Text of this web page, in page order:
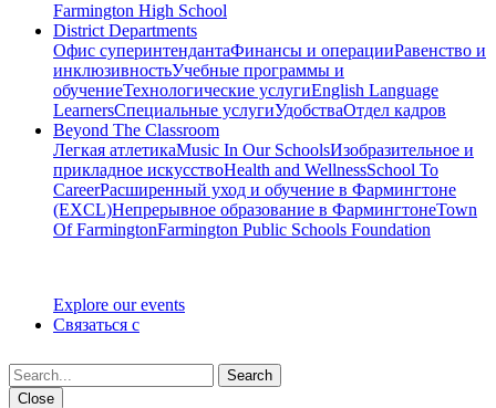
Farmington High School
District Departments
Офис суперинтендантаФинансы и операцииРавенство и
инклюзивностьУчебные программы и
обучениеТехнологические услугиEnglish Language
LearnersСпециальные услугиУдобстваОтдел кадров
Beyond The Classroom
Легкая атлетикаMusic In Our SchoolsИзобразительное и
прикладное искусствоHealth and WellnessSchool To
CareerРасширенный уход и обучение в Фармингтоне
(EXCL)Непрерывное образование в ФармингтонеTown
Of FarmingtonFarmington Public Schools Foundation
Explore our events
Связаться с
Search
Close